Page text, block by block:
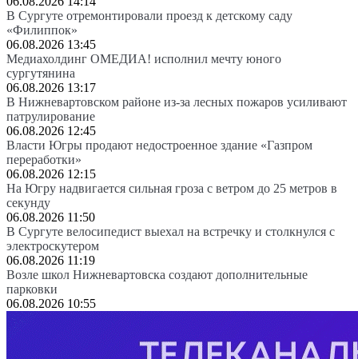
В Сургуте отремонтировали проезд к детскому саду
«Филиппок»
06.08.2026 13:45
Медиахолдинг ОМЕДИА! исполнил мечту юного
сургутянина
06.08.2026 13:17
В Нижневартовском районе из-за лесных пожаров усиливают
патрулирование
06.08.2026 12:45
Власти Югры продают недостроенное здание «Газпром
переработки»
06.08.2026 12:15
На Югру надвигается сильная гроза с ветром до 25 метров в
секунду
06.08.2026 11:50
В Сургуте велосипедист выехал на встречку и столкнулся с
электроскутером
06.08.2026 11:19
Возле школ Нижневартовска создают дополнительные
парковки
06.08.2026 10:55